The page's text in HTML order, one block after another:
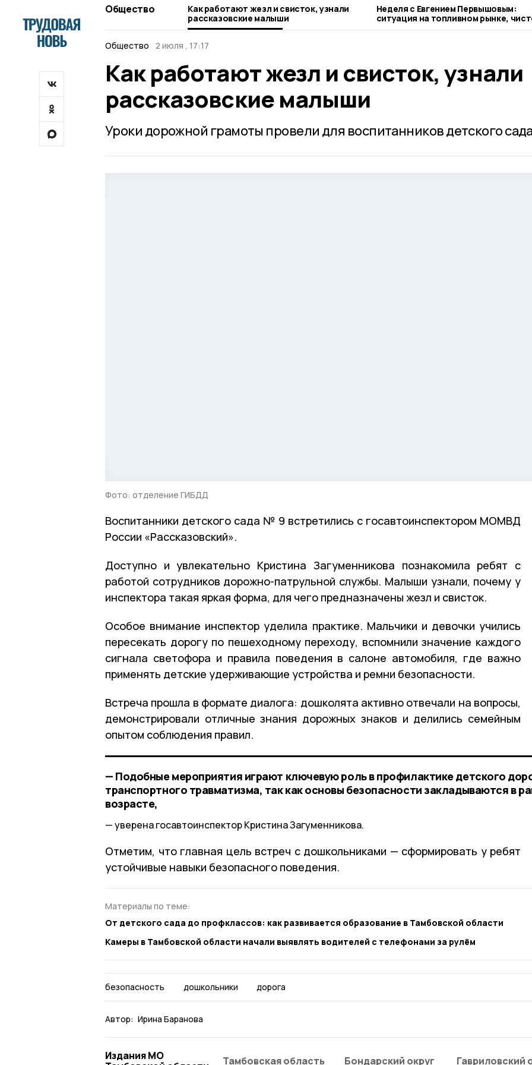
Общество
Как работают жезл и свисток, узнали
рассказовские малыши
Неделя с Евгением Первышовым:
ситуация на топливном рынке,
городе и приоритеты образования
Общество
2 июля , 17:17
Как работают жезл и свисток, узнали
рассказовские малыши
Уроки дорожной грамоты провели для воспитанников детского
Фото: отделение ГИБДД
Воспитанники детского сада № 9 встретились с госавтоинспектором МОМВД
России «Рассказовский».
Доступно и увлекательно Кристина Загуменникова познакомила ребят с
работой сотрудников дорожно-патрульной службы. Малыши узнали, почему у
инспектора такая яркая форма, для чего предназначены жезл и свисток.
Особое внимание инспектор уделила практике. Мальчики и девочки учились
пересекать дорогу по пешеходному переходу, вспомнили значение каждого
сигнала светофора и правила поведения в салоне автомобиля, где важно
применять детские удерживающие устройства и ремни безопасности.
Встреча прошла в формате диалога: дошколята активно отвечали на вопросы,
демонстрировали отличные знания дорожных знаков и делились семейным
опытом соблюдения правил.
— Подобные мероприятия играют ключевую роль в профилактике детского
транспортного травматизма, так как основы безопасности закладываются в
возрасте,
уверена госавтоинспектор Кристина Загуменникова.
Отметим, что главная цель встреч с дошкольниками — сформировать у ребят
устойчивые навыки безопасного поведения.
Материалы по теме:
От детского сада до профклассов: как развивается образование в Тамбовской области
Камеры в Тамбовской области начали выявлять водителей с телефонами за рулём
безопасность дошкольники дорога
Автор: Ирина Баранова
Издания МО
Тамбовская область Бондарский округ Гавриловский